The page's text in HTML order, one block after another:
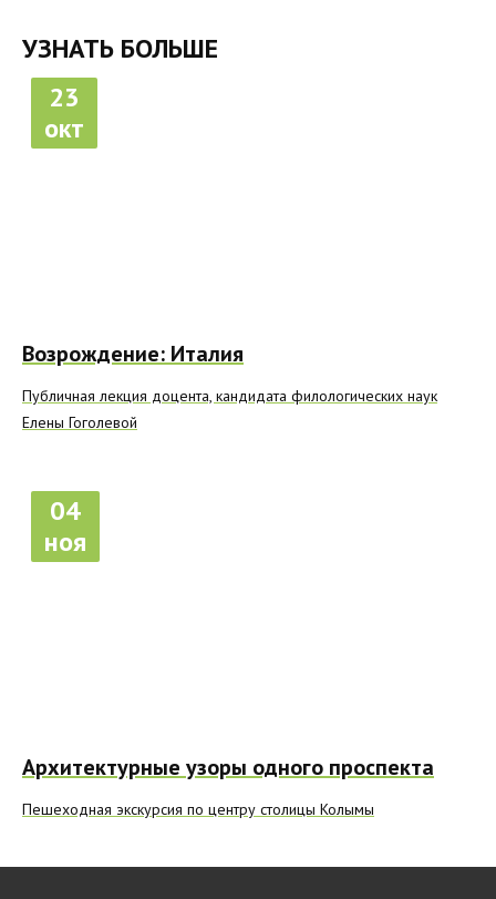
УЗНАТЬ БОЛЬШЕ
23
окт
Возрождение: Италия
Публичная лекция доцента, кандидата филологических наук
Елены Гоголевой
04
ноя
Архитектурные узоры одного проспекта
Пешеходная экскурсия по центру столицы Колымы